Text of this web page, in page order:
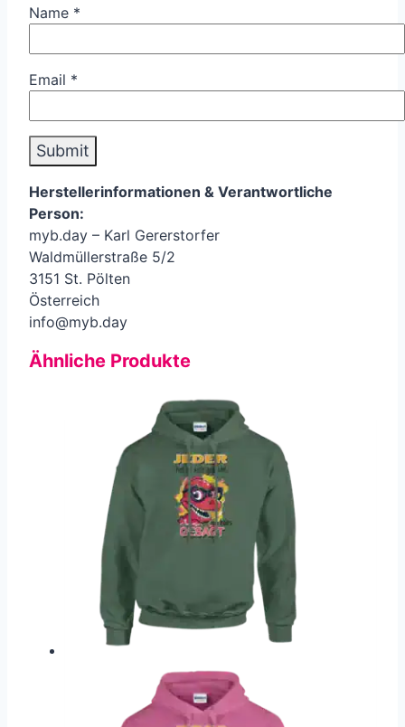
Name *
Email *
Herstellerinformationen & Verantwortliche
Person:
myb.day – Karl Gererstorfer
Waldmüllerstraße 5/2
3151 St. Pölten
Österreich
info@myb.day
Ähnliche Produkte